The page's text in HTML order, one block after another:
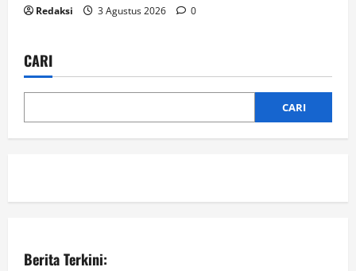
Redaksi 3 Agustus 2026 0
CARI
CARI
Berita Terkini: